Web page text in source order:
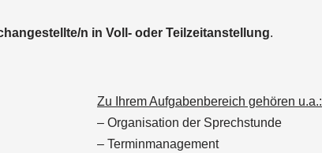
n in Voll- oder Teilzeitanstellung.
Zu Ihrem Aufgabenbereich gehören u.a.:
– Organisation der Sprechstunde
– Terminmanagement